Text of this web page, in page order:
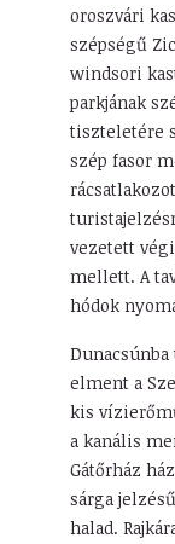
oroszvári
szépségű
windsori
parkjának
tiszteletére
szép fasor
vezetett
mellett. A
hódok
elment a
kis
a kanális
Gátőrház
sárga
halad.